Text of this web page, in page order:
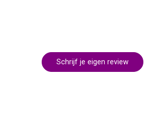
Schrijf je eigen review